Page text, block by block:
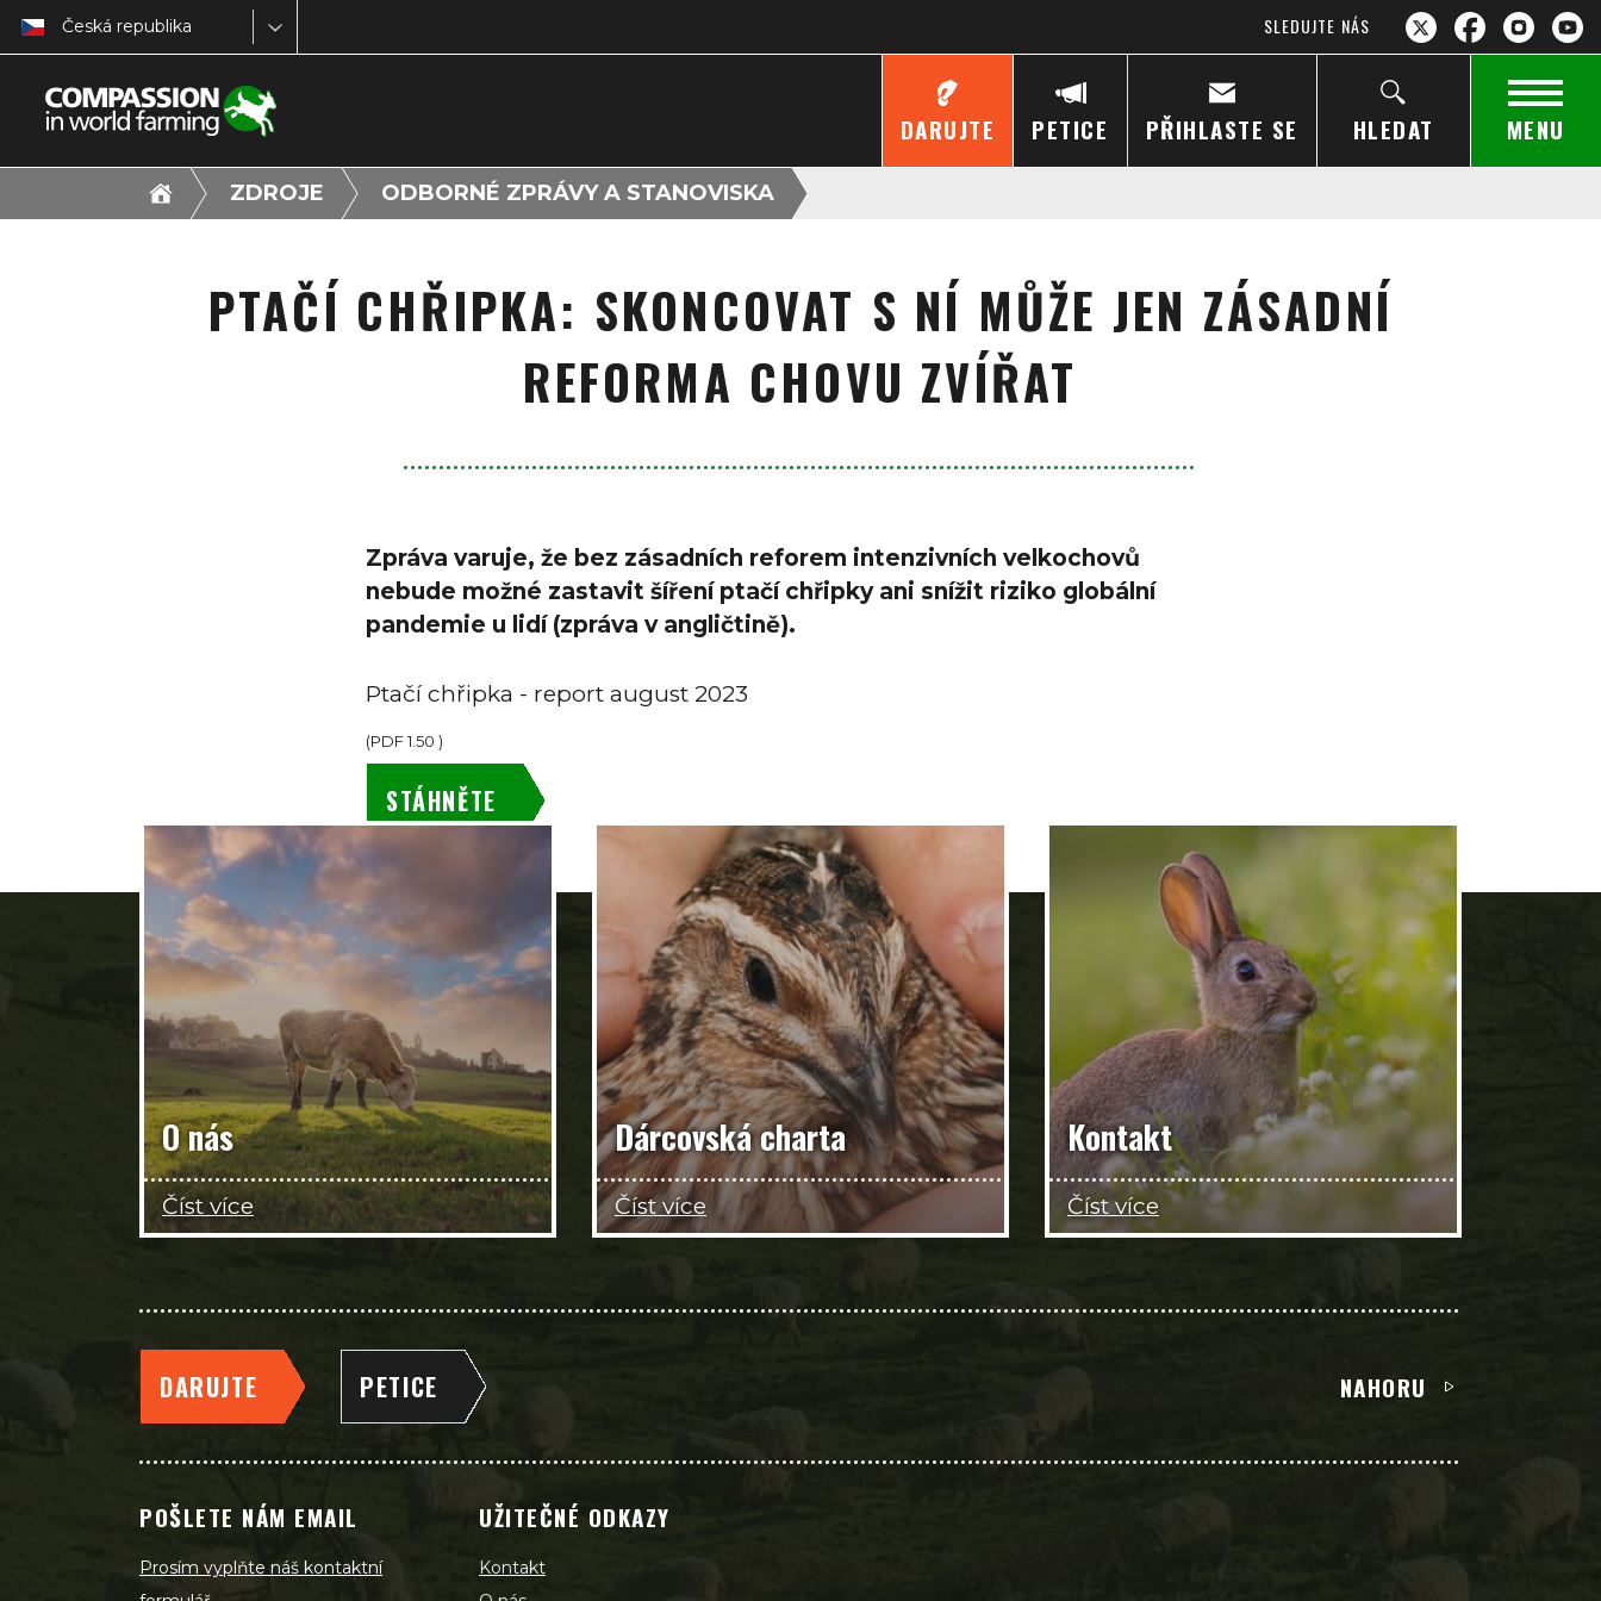
Česká republika SLEDUJTE NÁS
DARUJTE PETICE PŘIHLASTE SE HLEDAT MENU
ZDROJE ODBORNÉ ZPRÁVY A STANOVISKA
PTAČÍ CHŘIPKA: SKONCOVAT S NÍ MŮŽE JEN ZÁSADNÍ
REFORMA CHOVU ZVÍŘAT
Zpráva varuje, že bez zásadních reforem intenzivních velkochovů
nebude možné zastavit šíření ptačí chřipky ani snížit riziko globální
pandemie u lidí (zpráva v angličtině).
Ptačí chřipka - report august 2023
(PDF1.50 )
STÁHNĚTE
O nás
Číst více
Dárcovská charta
Číst více
Kontakt
Číst více
DARUJTE PETICE NAHORU
POŠLETE NÁM EMAIL
Prosím vyplňte náš kontaktní
UŽITEČNÉ ODKAZY
Kontakt